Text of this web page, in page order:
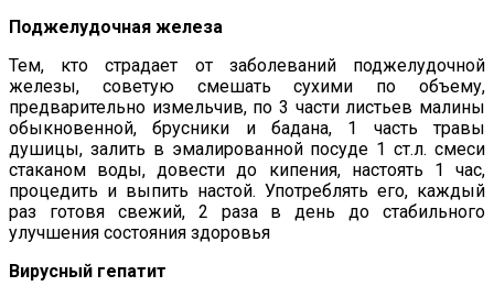
Поджелудочная железа
Тем, кто страдает от заболеваний поджелудочной
железы, советую смешать сухими по объему,
предварительно измельчив, по 3 части листьев малины
обыкновенной, брусники и бадана, 1 часть травы
душицы, залить в эмалированной посуде 1 ст.л. смеси
стаканом воды, довести до кипения, настоять 1 час,
процедить и выпить настой. Употреблять его, каждый
раз готовя свежий, 2 раза в день до стабильного
улучшения состояния здоровья
Вирусный гепатит